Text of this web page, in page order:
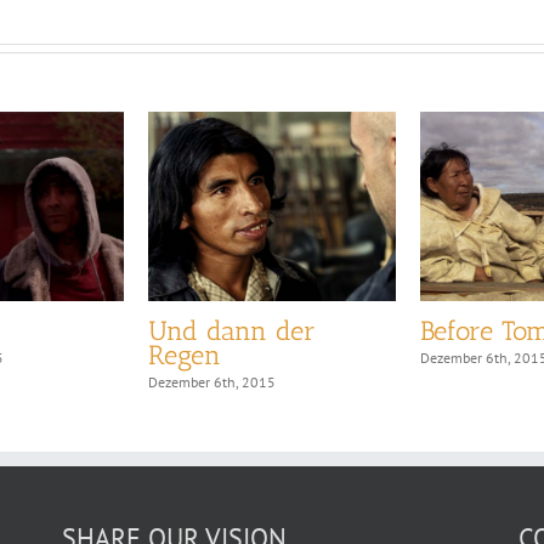
Und dann der
Regen
Dezember 6th, 2015
Before
Dezember 6th,